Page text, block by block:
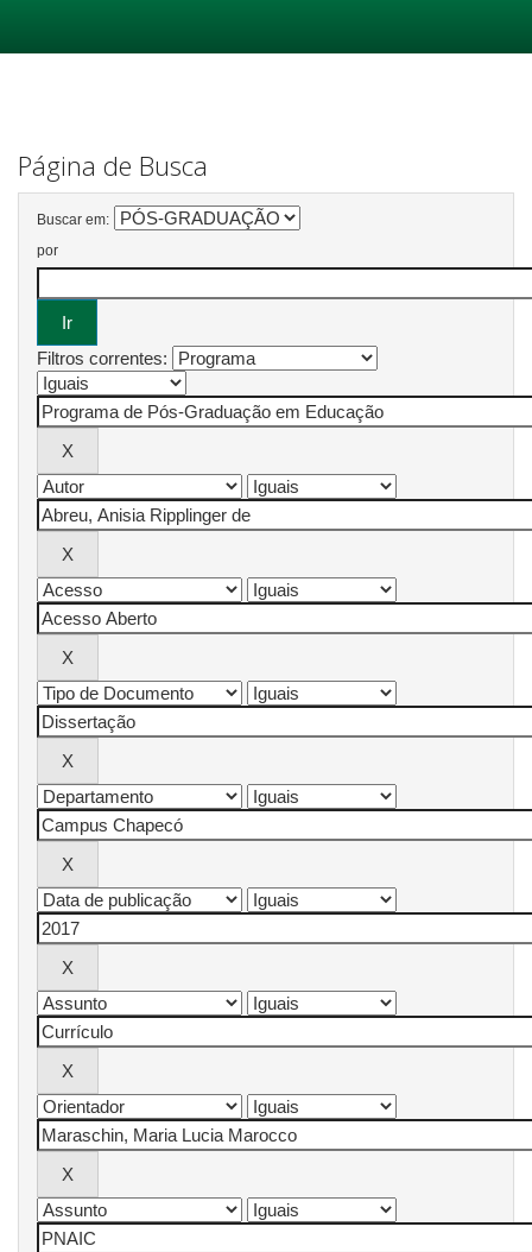
Página de Busca
Buscar em:
por
Filtros correntes: